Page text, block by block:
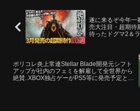
遂に来るぞ今年一
売大注目・超期待
待ったドグマ2＆
ポリコレ炎上常連Stellar Blade開発元シフト
アップが社内のフェミを解雇して全世界から
絶賛..XBOX独占ゲーがPS5等に発売予定と報